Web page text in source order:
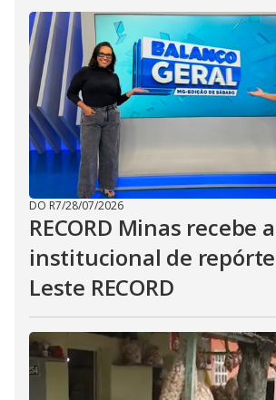
DO R7/28/07/2026
RECORD Minas recebe
institucional de
Leste RECORD